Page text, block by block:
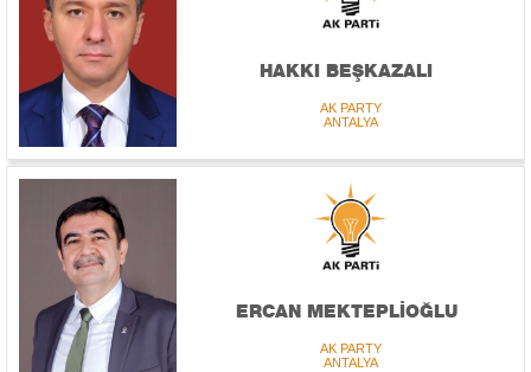
HAKKI BEŞKAZALI
AK PARTY
ANTALYA
ERCAN MEKTEPLİOĞLU
AK PARTY
ANTALYA